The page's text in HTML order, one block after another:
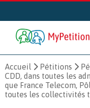
Accueil Pétitions
CDD, dans toutes les
que France Telecom,
toutes les collectivités